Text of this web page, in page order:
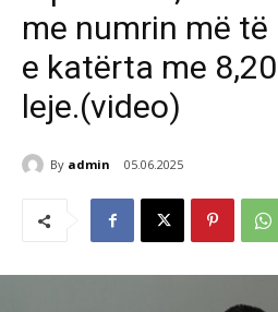
me numrin më
e katërta me
leje.(video)
By admin 05.06.2025